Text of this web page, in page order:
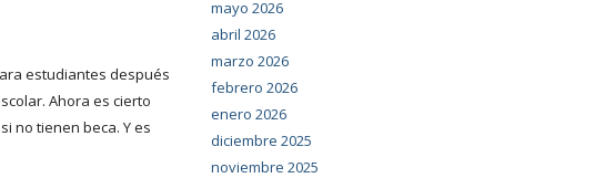
estudiantes después
Ahora es cierto
no tienen beca. Y es
mayo 2026
abril 2026
marzo 2026
febrero 2026
enero 2026
diciembre 2025
noviembre 2025